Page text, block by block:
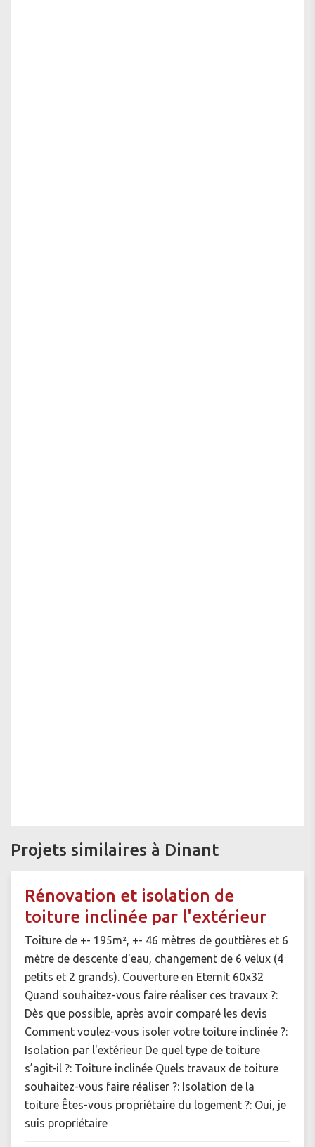
Projets similaires à Dinant
Rénovation et isolation de
toiture inclinée par l'extérieur
Toiture de +- 195m², +- 46 mètres de gouttières et 6
mètre de descente d'eau, changement de 6 velux (4
petits et 2 grands). Couverture en Eternit 60x32
Quand souhaitez-vous faire réaliser ces travaux ?:
Dès que possible, après avoir comparé les devis
Comment voulez-vous isoler votre toiture inclinée ?:
Isolation par l'extérieur De quel type de toiture
s’agit-il ?: Toiture inclinée Quels travaux de toiture
souhaitez-vous faire réaliser ?: Isolation de la
toiture Êtes-vous propriétaire du logement ?: Oui, je
suis propriétaire